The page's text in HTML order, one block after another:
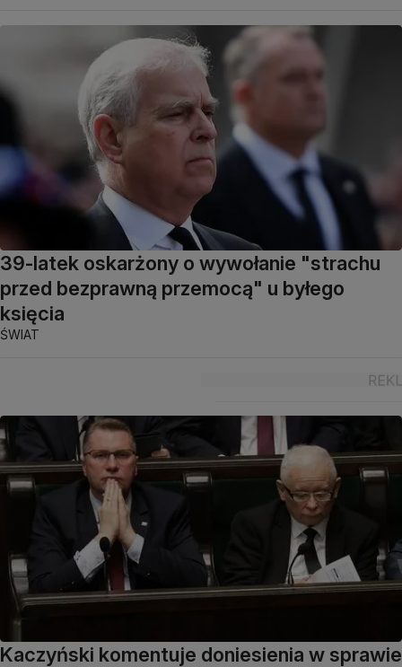
39-latek oskarżony o wywołanie "strachu
przed bezprawną przemocą" u byłego
księcia
ŚWIAT
Kaczyński komentuje doniesienia w sprawie